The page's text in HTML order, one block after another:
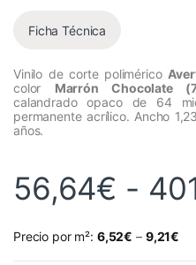
Ficha Técnica
Vinilo de corte polimérico
color Marrón Chocolate
calandrado opaco de 64
permanente acrílico. Ancho
años.
56,64€ -
Precio por m²: 6,52€ – 9,21€